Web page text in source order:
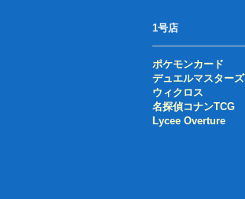
1号店
ポケモンカード
デュエルマスターズ
ウィクロス
名探偵コナンTCG
Lycee Overture